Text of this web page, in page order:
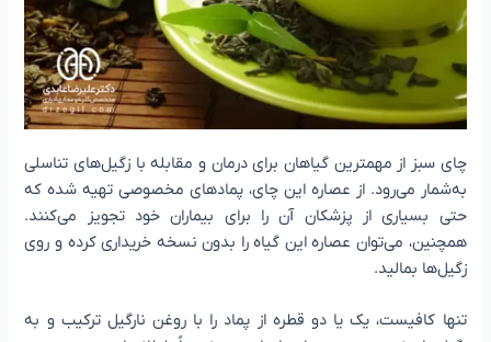
چای سبز از مهمترین گیاهان برای درمان و مقابله با زگیل‌های تناسلی
به‌شمار می‌رود. از عصاره این چای، پمادهای مخصوصی تهیه شده که
حتی بسیاری از پزشکان آن را برای بیماران خود تجویز می‌کنند.
همچنین، می‌توان عصاره این گیاه را بدون نسخه خریداری کرده و روی
زگیل‌ها بمالید.
تنها کافیست، یک یا دو قطره از پماد را با روغن نارگیل ترکیب و به